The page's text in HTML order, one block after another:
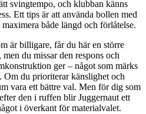
svingtempo, och klubban känns
Ett tips är att använda bollen med
både längd och förlåtelse.
är billigare, får du här en större
du missar den respons och
ger – något som märks
du prioriterar känslighet och
vara ett bättre val. Men för dig som
den i ruffen blir Juggernaut ett
i överkant för materialvalet.